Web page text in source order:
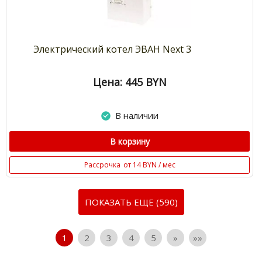
Электрический котел ЭВАН Next 3
Цена: 445 BYN
В наличии
В корзину
Рассрочка от 14 BYN / мес
ПОКАЗАТЬ ЕЩЕ (590)
1 2 3 4 5 » »»